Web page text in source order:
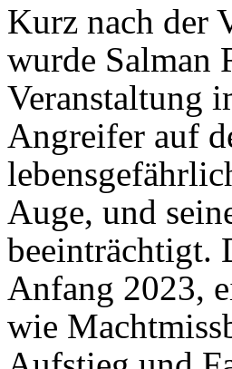
Kurz nach der
wurde Salman
Veranstaltung
Angreifer auf
Auge, und
beeinträchtigt.
Anfang 2023,
wie